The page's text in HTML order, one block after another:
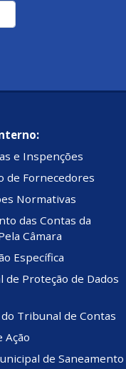
e Inspenções
de Fornecedores
Normativas
das Contas da
Câmara
Específica
de Proteção de Dados
Tribunal de Contas
Ação
de Saneamento